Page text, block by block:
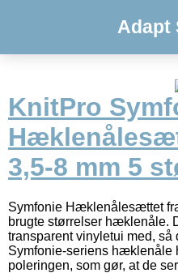
Adapt
KnitPro
3,5-8 mm 5
Symfonie Hæklenålesættet
brugte størrelser hæklenåle.
transparent vinyletui med,
Symfonie-seriens hæklenåle
poleringen, som gør, at de